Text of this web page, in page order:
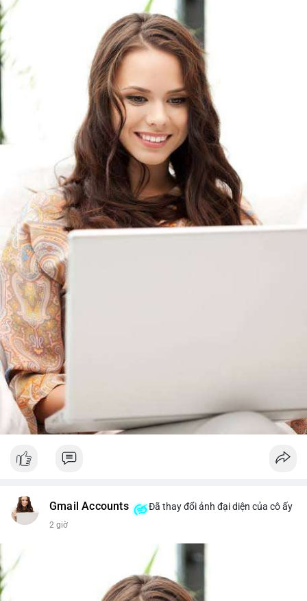
Gmail Accounts Đã thay đổi ảnh đại diện của cô ấy
2 giờ